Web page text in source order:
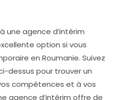
une agence d’intérim
option si vous
en Roumanie. Suivez
dessus pour trouver un
compétences et à vos
agence d’intérim offre de